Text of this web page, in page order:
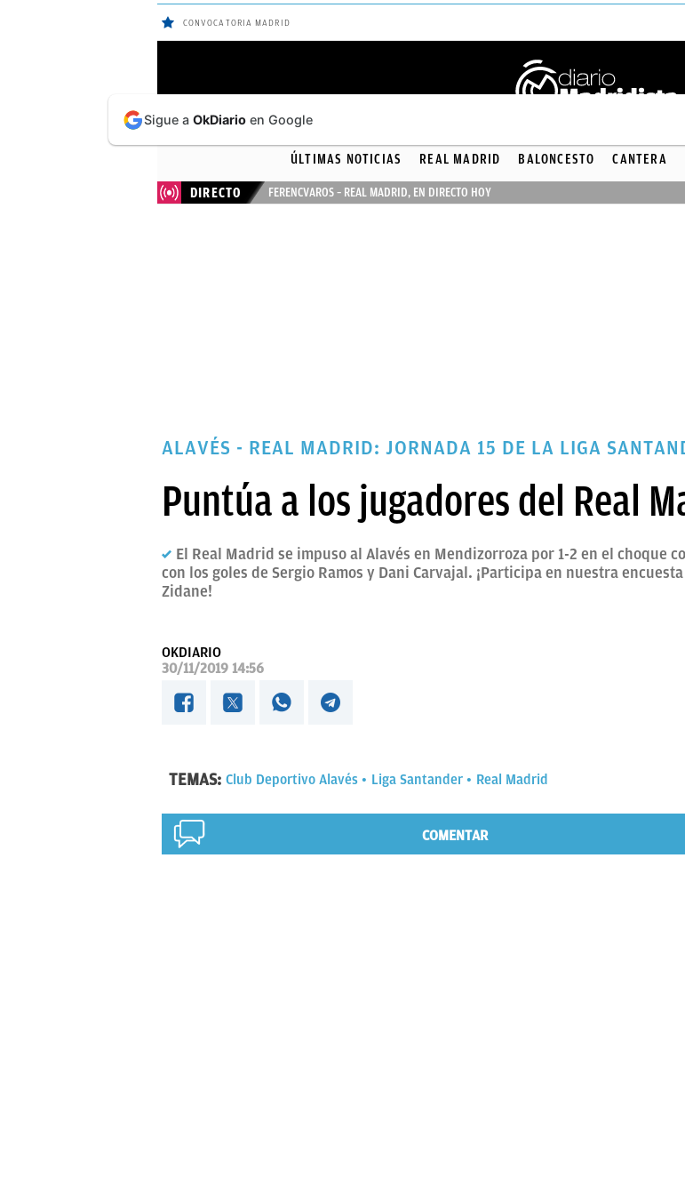
CONVOCATORIA MADRID
ÚLTIMAS
NOTICIAS
REAL
OKDIARIO
ÚLTIMAS NOTICIAS REAL MADRID BALONCESTO CANTERA
DIRECTO FERENCVAROS – REAL MADRID, EN DIRECTO HOY
ALAVÉS - REAL MADRID: JORNADA 15 DE LA LIGA
Puntúa a los jugadores del Real
El Real Madrid se impuso al Alavés en Mendizorroza por 1-2 en el choque
con los goles de Sergio Ramos y Dani Carvajal. ¡Participa en nuestra
Zidane!
OKDIARIO
30/11/2019 14:56
TEMAS: Club Deportivo Alavés Liga Santander Real Madrid
COMENTAR
Sigue a OkDiario en Google